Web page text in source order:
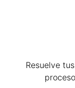
Resuelve